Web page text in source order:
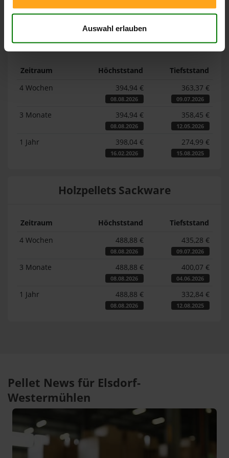
Auswahl erlauben
Zeitraum Höchststand
Tiefststand
4 Wochen
394,94 €
08.08.2026
363,37 €
09.07.2026
3 Monate 394,94 €
08.08.2026
358,45 €
12.05.2026
1 Jahr 398,04 €
16.02.2026
274,99 €
15.08.2025
Holzpellets Sackware
Zeitraum Höchststand
Tiefststand
4 Wochen
488,88 €
08.08.2026
435,28 €
09.07.2026
3 Monate 488,88 €
08.08.2026
400,07 €
04.06.2026
1 Jahr 488,88 €
08.08.2026
332,84 €
12.08.2025
Pellet News für Elsdorf-
Westermühlen